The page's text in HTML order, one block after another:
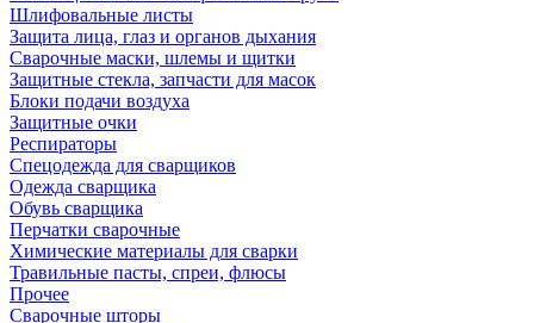
Шлифовальные листы
Защита лица, глаз и органов дыхания
Сварочные маски, шлемы и щитки
Защитные стекла, запчасти для масок
Блоки подачи воздуха
Защитные очки
Респираторы
Спецодежда для сварщиков
Одежда сварщика
Обувь сварщика
Перчатки сварочные
Химические материалы для сварки
Травильные пасты, спреи, флюсы
Прочее
Сварочные шторы